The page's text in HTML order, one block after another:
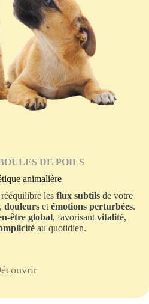
DE POILS
animalière
les flux subtilsde votre
douleurset émotions perturbées.
être global, favorisant vitalité,
au quotidien.